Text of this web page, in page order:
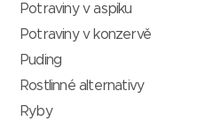
Potraviny v aspiku
Potraviny v konzervě
Puding
Rostlinné alternativy
Ryby